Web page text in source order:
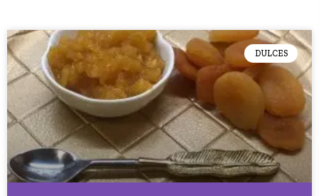
DULCES